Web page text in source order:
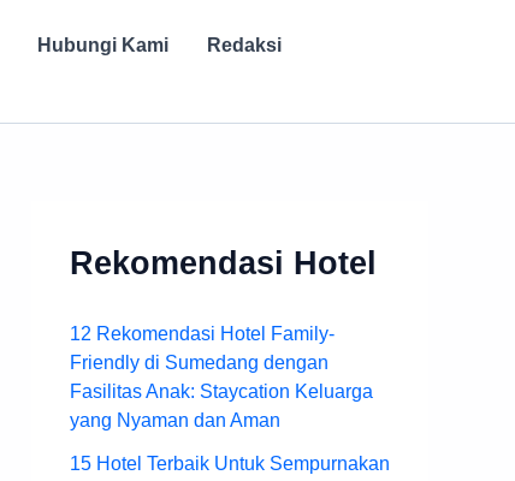
Hubungi Kami
Redaksi
Rekomendasi Hotel
12 Rekomendasi Hotel Family-
Friendly di Sumedang dengan
Fasilitas Anak: Staycation Keluarga
yang Nyaman dan Aman
15 Hotel Terbaik Untuk Sempurnakan